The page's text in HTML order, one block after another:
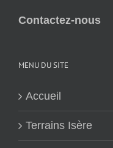
Contactez-nous
MENU DU SITE
Accueil
Terrains Isère